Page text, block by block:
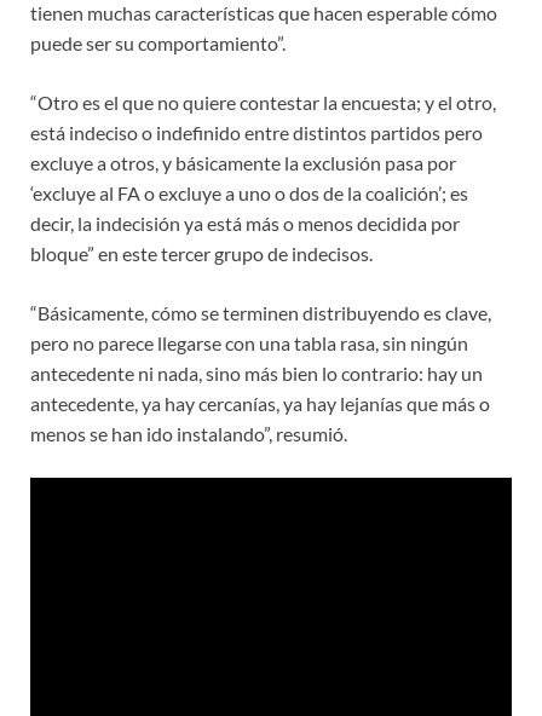
tienen muchas características que hacen esperable cómo
puede ser su comportamiento”.
“Otro es el que no quiere contestar la encuesta; y el otro,
está indeciso o indefinido entre distintos partidos pero
excluye a otros, y básicamente la exclusión pasa por
‘excluye al FA o excluye a uno o dos de la coalición’; es
decir, la indecisión ya está más o menos decidida por
bloque” en este tercer grupo de indecisos.
“Básicamente, cómo se terminen distribuyendo es clave,
pero no parece llegarse con una tabla rasa, sin ningún
antecedente ni nada, sino más bien lo contrario: hay un
antecedente, ya hay cercanías, ya hay lejanías que más o
menos se han ido instalando”, resumió.